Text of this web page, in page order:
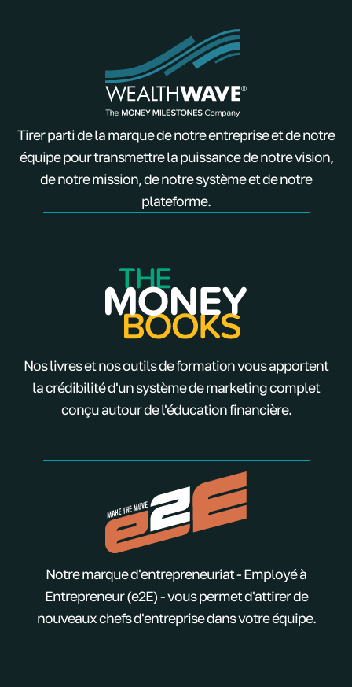
Tirer parti de la marque de notre entreprise et de notre
équipe pour transmettre la puissance de notre vision,
de notre mission, de notre système et de notre
plateforme.
Nos livres et nos outils de formation vous apportent
la crédibilité d'un système de marketing complet
conçu autour de l'éducation financière.
Notre marque d'entrepreneuriat - Employé à
Entrepreneur (e2E) - vous permet d'attirer de
nouveaux chefs d'entreprise dans votre équipe.